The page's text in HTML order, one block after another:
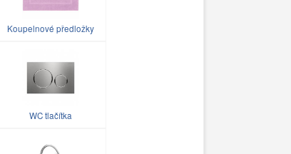
Koupelnové předložky
WC tlačítka